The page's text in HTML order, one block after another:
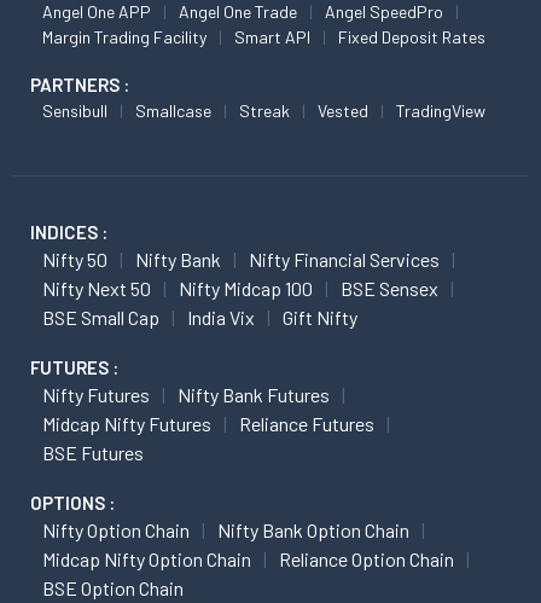
Angel One APP Angel One Trade
Angel SpeedPro
Margin Trading Facility
Smart API Fixed Deposit Rates
PARTNERS :
Sensibull Smallcase Streak Vested TradingView
INDICES :
Nifty 50 Nifty Bank
Nifty Financial Services
Nifty Next 50
Nifty Midcap 100
BSE Sensex
BSE Small Cap
India Vix Gift Nifty
FUTURES :
Nifty Futures
Nifty Bank Futures
Midcap Nifty Futures
Reliance Futures
BSE Futures
OPTIONS :
Nifty Option Chain
Nifty Bank Option Chain
Midcap Nifty Option Chain
Reliance Option Chain
BSE Option Chain